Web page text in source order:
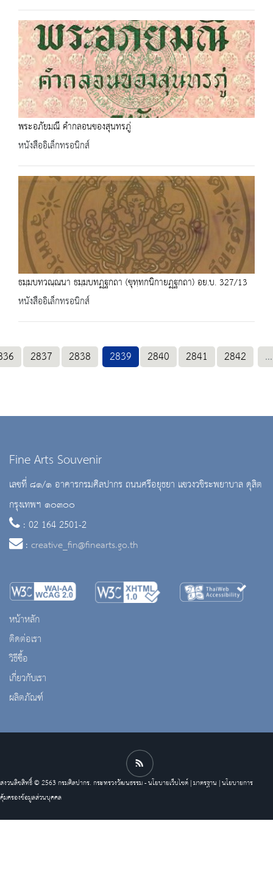
พระอภัยมณี คำกลอนของสุนทรภู่
หนังสืออิเล็กทรอนิกส์
ธมฺมบทวณฺณนา ธมฺมบทฏฺฐกถา (ขุทฺทกนิกายฏฺฐกถา) อย.บ. 327/13
หนังสืออิเล็กทรอนิกส์
2837 2838 2839 2840 2841 2842 ...
Fine Arts Souvenir
เลขที่ ๘๑/๑ อาคารกรมศิลปากร ถนนศรีอยุธยา แขวงวชิระพยาบาล ดุสิต
กรุงเทพฯ ๑๐๓๐๐
: 02 164 2501-2
: creative_fin@finearts.go.th
หน้าหลัก
ติดต่อเรา
วิธีซื้อ
เกี่ยวกับเรา
ผลิตภัณฑ์
สงวนลิขสิทธิ์ © 2563 กรมศิลปากร. กระทรวงวัฒนธรรม -นโยบายเว็บไซต์|มาตรฐาน |นโยบายการ
คุ้มครองข้อมูลส่วนบุคคล